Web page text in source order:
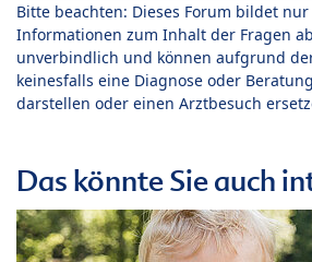
Bitte beachten: Dieses Forum bildet
Informationen zum Inhalt der Fragen
unverbindlich und können aufgrund
keinesfalls eine Diagnose oder
darstellen oder einen Arztbesuch
Das könnte Sie auch